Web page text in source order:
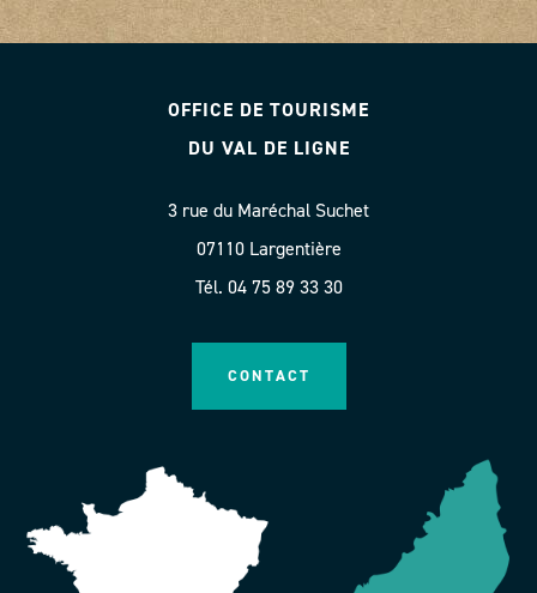
OFFICE DE TOURISME
DU VAL DE LIGNE
3 rue du Maréchal Suchet
07110 Largentière
Tél. 04 75 89 33 30
CONTACT